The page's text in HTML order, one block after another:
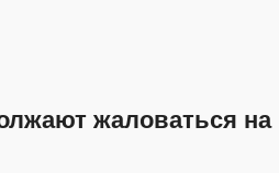
жаловаться на